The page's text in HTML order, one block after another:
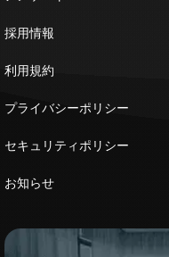
採用情報
利用規約
プライバシーポリシー
セキュリティポリシー
お知らせ